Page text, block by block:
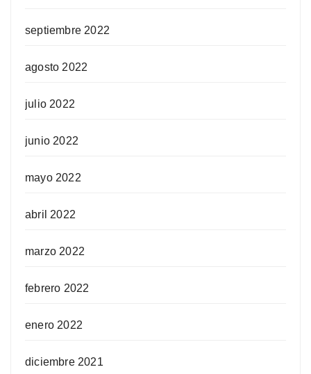
septiembre 2022
agosto 2022
julio 2022
junio 2022
mayo 2022
abril 2022
marzo 2022
febrero 2022
enero 2022
diciembre 2021